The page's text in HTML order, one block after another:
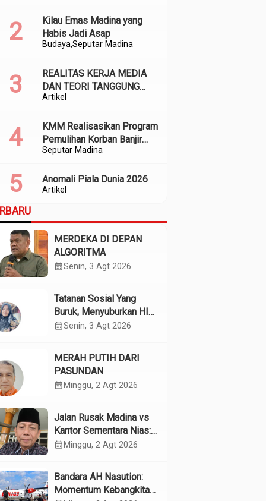
BudayaSeputar Madina
Kilau Emas Madina yang
Habis Jadi Asap
Artikel
REALITAS KERJA MEDIA
DAN TEORI TANGGUNG
JAWAB SOSIAL
Seputar Madina
KMM Realisasikan Program
Pemulihan Korban Banjir
dan Longsor di Kabupaten
Artikel
Anomali Piala Dunia 2026
MERDEKA DI DEPAN
ALGORITMA
calendar_monthSenin, 3 Agt 2026
Tatanan Sosial Yang
Buruk, Menyuburkan HIV
Pada Remaja
calendar_monthSenin, 3 Agt 2026
MERAH PUTIH DARI
PASUNDAN
calendar_month Minggu, 2 Agt 2026
Jalan Rusak Madina vs
Kantor Sementara Nias:
Kebijakan Pilih Kasih
calendar_month Minggu, 2 Agt 2026
Bandara AH Nasution:
Momentum Kebangkitan